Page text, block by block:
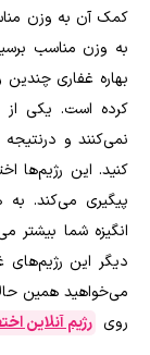
کمک آن به وزن
به وزن مناسب
بهاره غفاری
کرده است. یکی
نمی‌کنند و
کنید. این رژیم‌ها
پیگیری می‌کند.
انگیزه شما بیشتر
دیگر این رژیم‌های
می‌خواهید همین
روی رژیم آنلاین